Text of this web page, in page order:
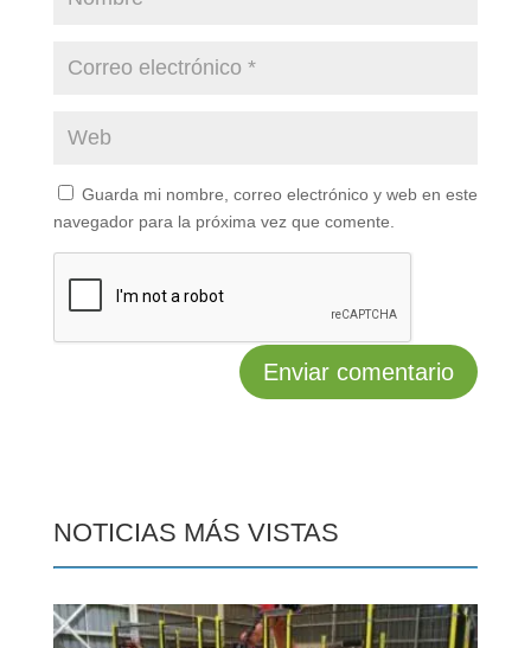
Guarda mi nombre, correo electrónico y web en este
navegador para la próxima vez que comente.
NOTICIAS MÁS VISTAS